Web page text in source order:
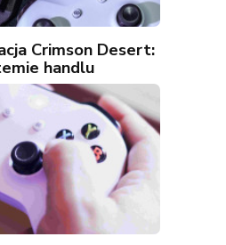
Crimson Desert:
handlu